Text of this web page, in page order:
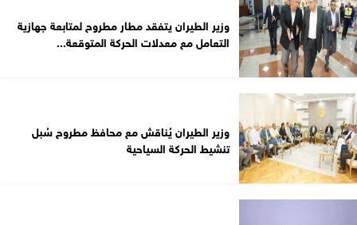
وزير الطيران يتفقد مطار مطروح لمتابعة جهازية
التعامل مع معدلات الحركة المتوقعة...
وزير الطيران يُناقش مع محافظ مطروح سُبل
تنشيط الحركة السياحية